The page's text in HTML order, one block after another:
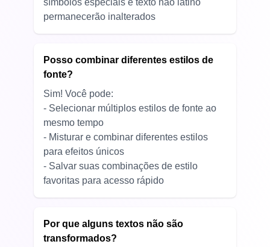
permanecerão inalterados
Posso combinar diferentes estilos de
fonte?
Sim! Você pode:
- Selecionar múltiplos estilos de fonte ao
mesmo tempo
- Misturar e combinar diferentes estilos
para efeitos únicos
- Salvar suas combinações de estilo
favoritas para acesso rápido
Por que alguns textos não são
transformados?